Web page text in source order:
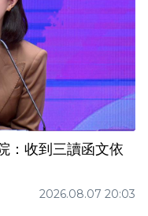
：收到三讀函文依
2026.08.07 20:03